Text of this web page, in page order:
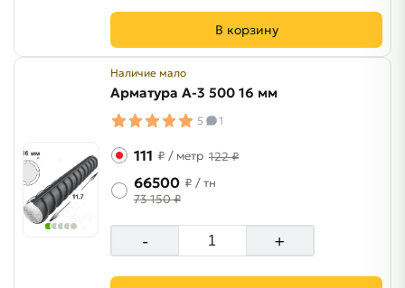
В корзину
Наличие мало
Арматура A-3 500 16 мм
5 1
111 ₽ / метр 122 ₽
66500 ₽ / тн
73 150 ₽
- +